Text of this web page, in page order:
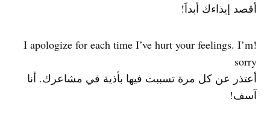
أقصد إيذاءك أبداَ!
!I apologize for each time I’ve hurt your feelings. I’m
sorry
أعتذر عن كل مرة تسببت فيها بأذية في مشاعرك. أنا
آسف!